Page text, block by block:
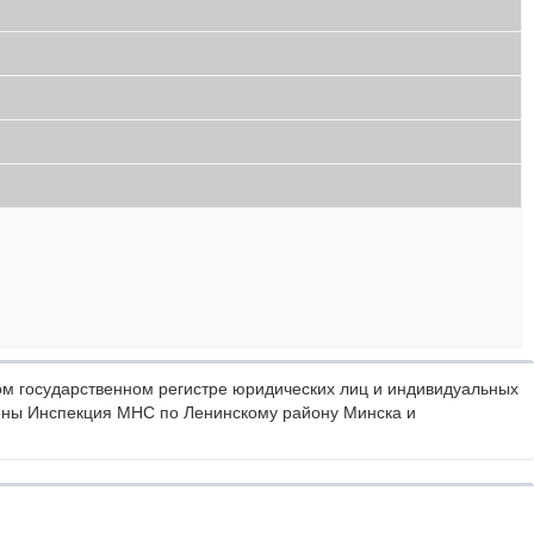
регистре юридических лиц и индивидуальных
Инспекция МНС по Ленинскому району Минска и